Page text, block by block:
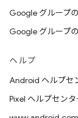
Google グループ
Google グループ
ヘルプ
Android ヘルプセ
Pixel ヘルプセンタ